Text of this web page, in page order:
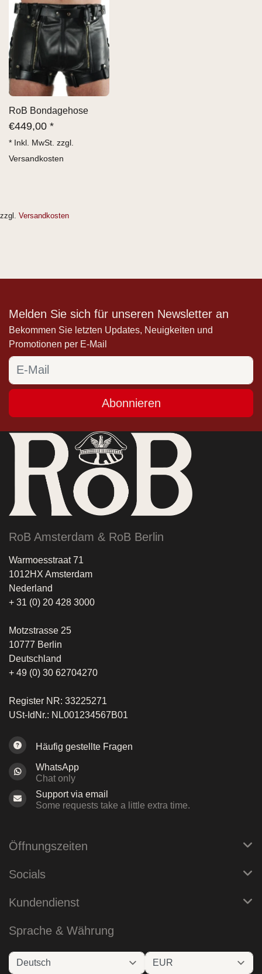
RoB Bondagehose
€449,00 *
* Inkl. MwSt. zzgl.
Versandkosten
zzgl. Versandkosten
Melden Sie sich für unseren Newsletter an
Bekommen Sie letzten Updates, Neuigkeiten und
Promotionen per E-Mail
Abonnieren
RoB Amsterdam & RoB Berlin
Warmoesstraat 71
1012HX Amsterdam
Nederland
+ 31 (0) 20 428 3000
Motzstrasse 25
10777 Berlin
Deutschland
+ 49 (0) 30 62704270
Register NR: 33225271
USt-IdNr.: NL001234567B01
Häufig gestellte Fragen
WhatsApp
Chat only
Support via email
Some requests take a little extra time.
Öffnungszeiten
Socials
Kundendienst
Sprache & Währung